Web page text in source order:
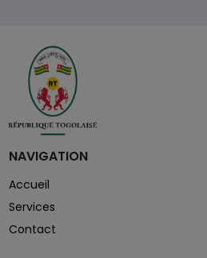
NAVIGATION
Accueil
Services
Contact